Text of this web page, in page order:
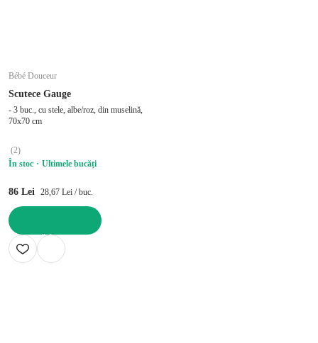
Bébé Douceur
Scutece Gauge
- 3 buc., cu stele, albe/roz, din muselină,
70x70 cm
(2)
În stoc
Ultimele bucăți
86 Lei 28,67 Lei / buc.
ADAUGĂ ÎN COȘ